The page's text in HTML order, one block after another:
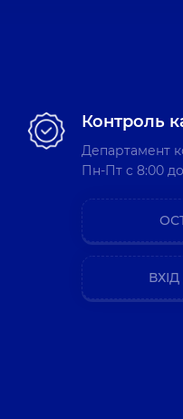
Контроль
Департамент
Пн-Пт c 8:00